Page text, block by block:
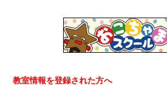
教室情報を登録された方へ